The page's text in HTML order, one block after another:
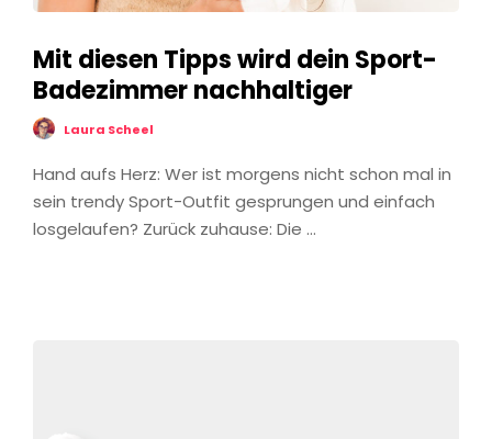
Mit diesen Tipps wird dein Sport-
Badezimmer nachhaltiger
Laura Scheel
Hand aufs Herz: Wer ist morgens nicht schon mal in
sein trendy Sport-Outfit gesprungen und einfach
losgelaufen? Zurück zuhause: Die …